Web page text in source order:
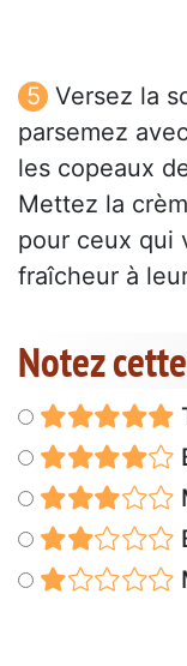
Versez la
parsemez
les copeaux
Mettez la
pour ceux qui
fraîcheur à
Notez